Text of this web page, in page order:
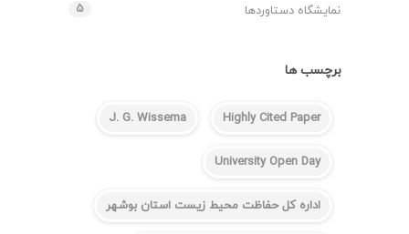
نمایشگاه دستاوردها ۵
برچسب ها
Highly Cited Paper
J. G. Wissema
University Open Day
اداره کل حفاظت محیط زیست استان بوشهر